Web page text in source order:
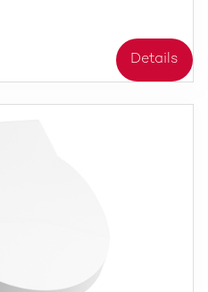
Details